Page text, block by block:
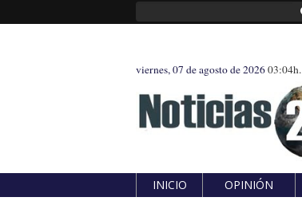
viernes, 07 de agosto de 202603:04h.
INICIO OPINIÓN